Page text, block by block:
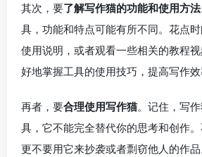
其次，要了解写作猫的功能和使用方法
具，功能和特点可能有所不同。花点
使用说明，或者观看一些相关的教程
好地掌握工具的使用技巧，提高写作效
再者，要合理使用写作猫。记住，写
具，它不能完全替代你的思考和创作。
更不要用它来抄袭或者剽窃他人的作品